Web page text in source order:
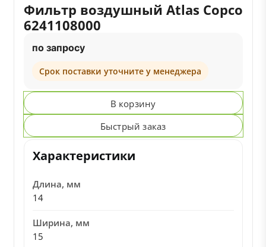
Фильтр воздушный Atlas Copco
6241108000
по запросу
Срок поставки уточните у менеджера
В корзину
Быстрый заказ
Характеристики
Длина, мм
14
Ширина, мм
15